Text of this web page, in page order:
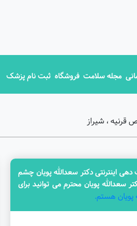
مجله سلامت فروشگاه ثبت نام پزشک
، شیراز
اینترنتی دکتر سعدالله پویان چشم
پویان محترم می توانید برای
پویان هستم.